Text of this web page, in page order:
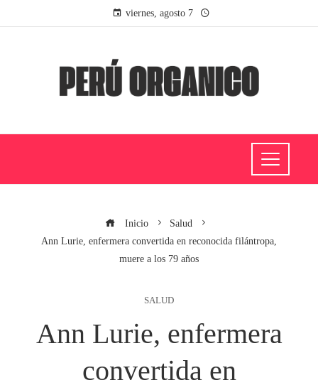
viernes, agosto 7
Inicio
Salud
Ann Lurie, enfermera convertida en reconocida filántropa,
muere a los 79 años
SALUD
Ann Lurie, enfermera
convertida en